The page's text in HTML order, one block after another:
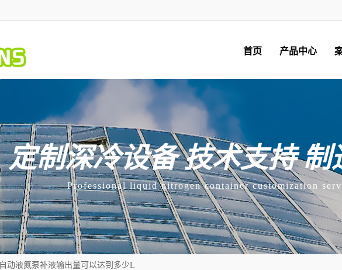
首页 产品中心
定制深冷设备 技术支持 制
Professional liquid nitrogen container customization
自动液氮泵补液输出量可以达到多少L